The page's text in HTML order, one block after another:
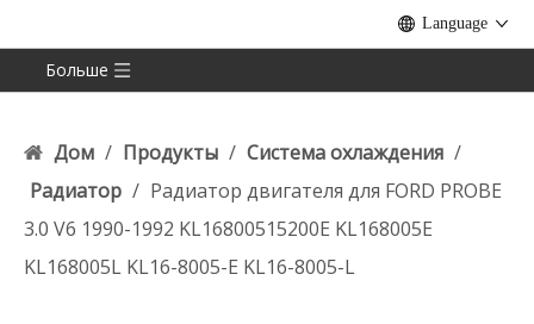
Language
Больше
Дом / Продукты / Система охлаждения /
Радиатор / Радиатор двигателя для FORD PROBE
3.0 V6 1990-1992 KL16800515200E KL168005E
KL168005L KL16-8005-E KL16-8005-L